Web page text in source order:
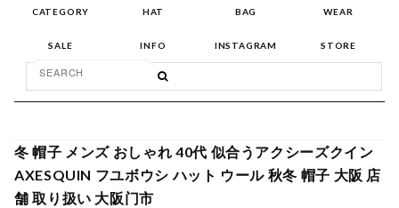
CATEGORY HAT BAG WEAR
SALE INFO INSTAGRAM STORE
冬 帽子 メンズ おしゃれ 40代 似合うアクシーズクイン
AXESQUIN フユボウシ ハット ウール 秋冬 帽子 大阪 店
舗 取り扱い 大阪门市